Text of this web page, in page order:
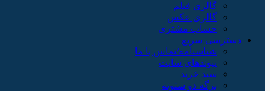
گالری فیلم
گالری عکس
حساب مشتری
دسترسی سریع
شناسنامه/تماس با ما
پیوندهای سایت
سبد خريد
برگه دو ستونه